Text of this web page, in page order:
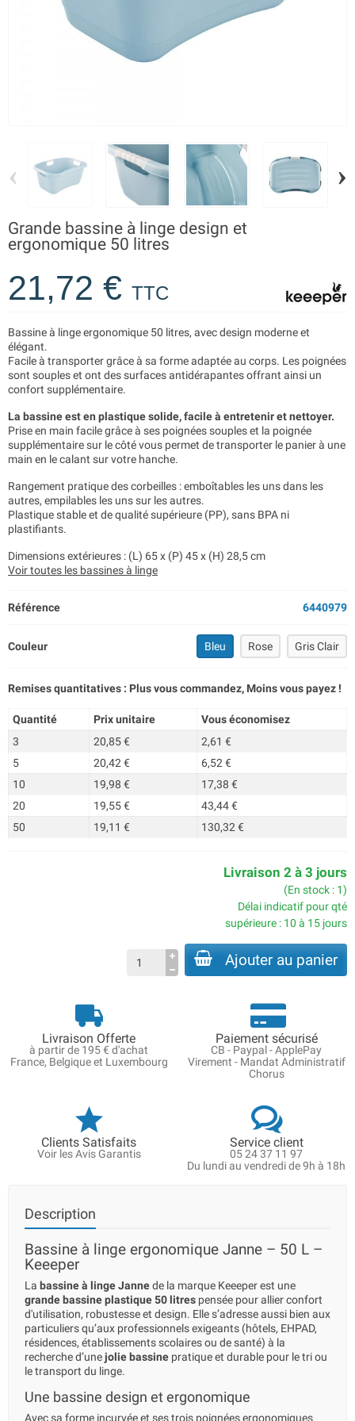
‹ ›
Grande bassine à linge design et
ergonomique 50 litres
21,72 € TTC
Bassine à linge ergonomique 50 litres, avec design moderne et
élégant.
Facile à transporter grâce à sa forme adaptée au corps. Les poignées
sont souples et ont des surfaces antidérapantes offrant ainsi un
confort supplémentaire.
La bassine est en plastique solide, facile à entretenir et nettoyer.
Prise en main facile grâce à ses poignées souples et la poignée
supplémentaire sur le côté vous permet de transporter le panier à une
main en le calant sur votre hanche.
Rangement pratique des corbeilles : emboîtables les uns dans les
autres, empilables les uns sur les autres.
Plastique stable et de qualité supérieure (PP), sans BPA ni
plastifiants.
Dimensions extérieures : (L) 65 x (P) 45 x (H) 28,5 cm
Voir toutes les bassines à linge
Référence 6440979
Couleur Bleu Rose Gris Clair
Remises quantitatives : Plus vous commandez, Moins vous payez !
Quantité Prix unitaire
Vous économisez
3
20,85 €
2,61 €
5
20,42 €
6,52 €
10
19,98 €
17,38 €
20
19,55 €
43,44 €
50
19,11 € 130,32 €
Livraison 2 à 3 jours
(En stock : 1)
Délai indicatif pour qté
supérieure : 10 à 15 jours
Ajouter au panier
Livraison Offerte
à partir de 195 € d'achat
France, Belgique et Luxembourg
Paiement sécurisé
CB - Paypal - ApplePay
Virement - Mandat Administratif
Chorus
Clients Satisfaits
Voir les Avis Garantis
Service client
05 24 37 11 97
Du lundi au vendredi de 9h à 18h
Description
Bassine à linge ergonomique Janne – 50 L –
Keeeper
La bassine à linge Jannede la marque Keeeper est une
grande bassine plastique 50 litres pensée pour allier confort
d'utilisation, robustesse et design. Elle s’adresse aussi bien aux
particuliers qu’aux professionnels exigeants (hôtels, EHPAD,
résidences, établissements scolaires ou de santé) à la
recherche d’unejolie bassine pratique et durable pour le tri ou
le transport du linge.
Une bassine design et ergonomique
Avec sa forme incurvée et ses trois poignées ergonomiques